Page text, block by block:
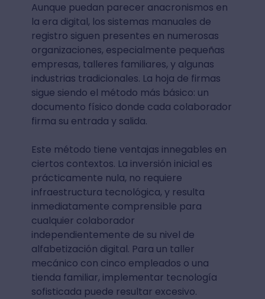
Aunque puedan parecer anacronismos en
la era digital, los sistemas manuales de
registro siguen presentes en numerosas
organizaciones, especialmente pequeñas
empresas, talleres familiares, y algunas
industrias tradicionales. La hoja de firmas
sigue siendo el método más básico: un
documento físico donde cada colaborador
firma su entrada y salida.
Este método tiene ventajas innegables en
ciertos contextos. La inversión inicial es
prácticamente nula, no requiere
infraestructura tecnológica, y resulta
inmediatamente comprensible para
cualquier colaborador
independientemente de su nivel de
alfabetización digital. Para un taller
mecánico con cinco empleados o una
tienda familiar, implementar tecnología
sofisticada puede resultar excesivo.